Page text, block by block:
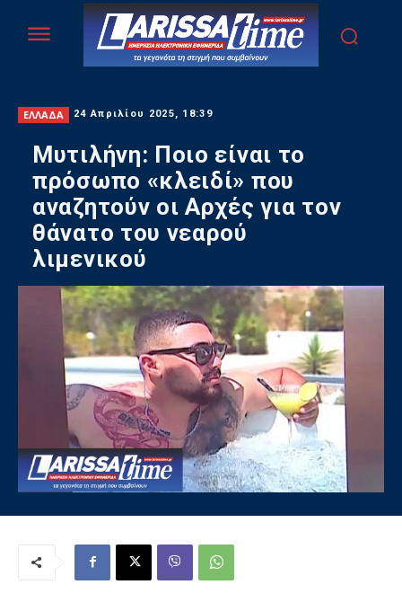
ΕΛΛΑΔΑ 24 Απριλίου 2025, 18:39
Μυτιλήνη: Ποιο είναι το
πρόσωπο «κλειδί» που
αναζητούν οι Αρχές για τον
θάνατο του νεαρού
λιμενικού